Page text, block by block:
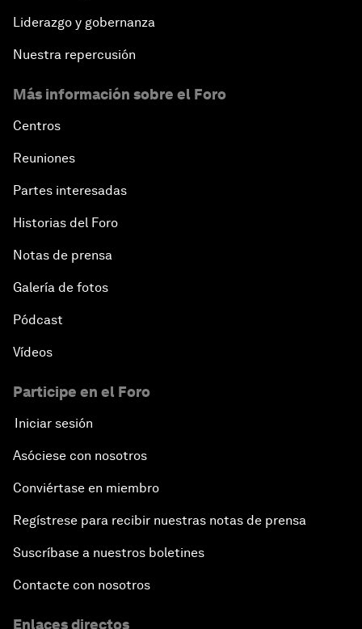
Liderazgo y gobernanza
Nuestra repercusión
Más información sobre el Foro
Centros
Reuniones
Partes interesadas
Historias del Foro
Notas de prensa
Galería de fotos
Pódcast
Vídeos
Participe en el Foro
Iniciar sesión
Asóciese con nosotros
Conviértase en miembro
Regístrese para recibir nuestras notas de prensa
Suscríbase a nuestros boletines
Contacte con nosotros
Enlaces directos